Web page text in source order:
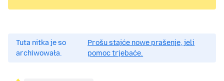
Tuta nitka je so
archiwowała.
Prošu stajće nowe prašenje, jeli
pomoc trjebaće.